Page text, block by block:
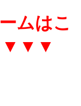
ムはこ
▼▼▼